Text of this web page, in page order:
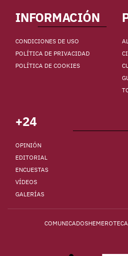
INFORMACIÓN
CONDICIONES DE USO
POLÍTICA DE PRIVACIDAD
POLÍTICA DE COOKIES
+24
OPINIÓN
EDITORIAL
ENCUESTAS
VÍDEOS
GALERÍAS
COMUNICADOSHEMEROTECA